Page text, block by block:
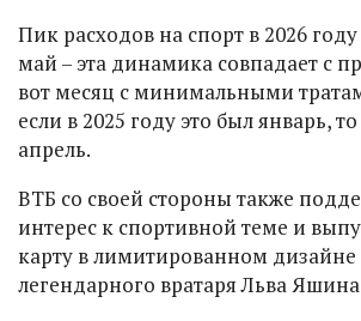
Пик расходов на спорт в 2026
май – эта динамика совпадает с
вот месяц с минимальными
если в 2025 году это был январь,
апрель.
ВТБ со своей стороны также
интерес к спортивной теме и
карту в лимитированном
легендарного вратаря Льва